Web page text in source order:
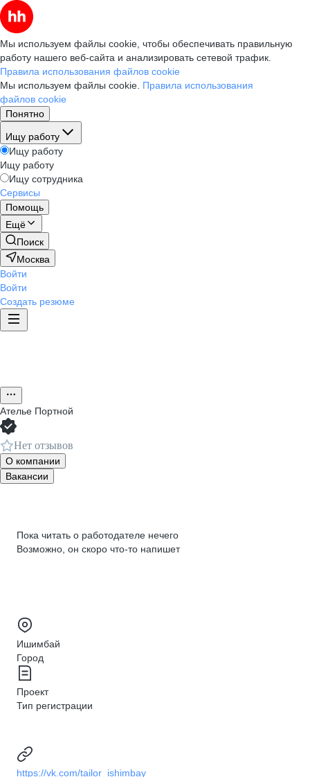
Мы используем файлы cookie, чтобы обеспечивать правильную
работу нашего веб-сайта и анализировать сетевой трафик.
Правила использования файлов cookie
Мы используем файлы cookie. Правила использования
файлов cookie
Понятно
Ищу работу
Ищу работу
Ищу работу
Ищу сотрудника
Сервисы
Помощь
Ещё
Поиск
Москва
Войти
Войти
Создать резюме
Ателье Портной
Нет отзывов
О компании
Вакансии
Пока читать о работодателе нечего
Возможно, он скоро что‑то напишет
Ишимбай
Город
Проект
Тип регистрации
https://vk.com/tailor_ishimbay